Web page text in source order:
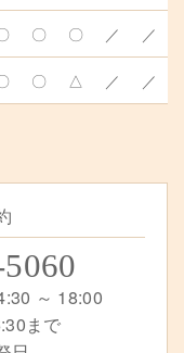
〇 〇 ／ ／
〇 △ ／
／
～ 18:00
まで